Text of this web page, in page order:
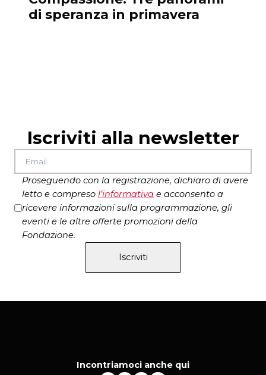
di speranza in primavera
Iscriviti alla newsletter
Proseguendo con la registrazione, dichiaro di avere
letto e compreso l’informativa e acconsento a
ricevere informazioni sulla programmazione, gli
eventi e le altre offerte promozioni della
Fondazione.
Iscriviti
Incontriamoci anche qui